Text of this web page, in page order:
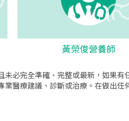
黃榮俊營養師
必完全準確、完整或最新，如果
醫療建議、診斷或治療。在做出